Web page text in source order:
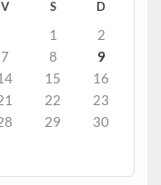
V S D
1
2
7 8
9
15
16
22
23
29
30